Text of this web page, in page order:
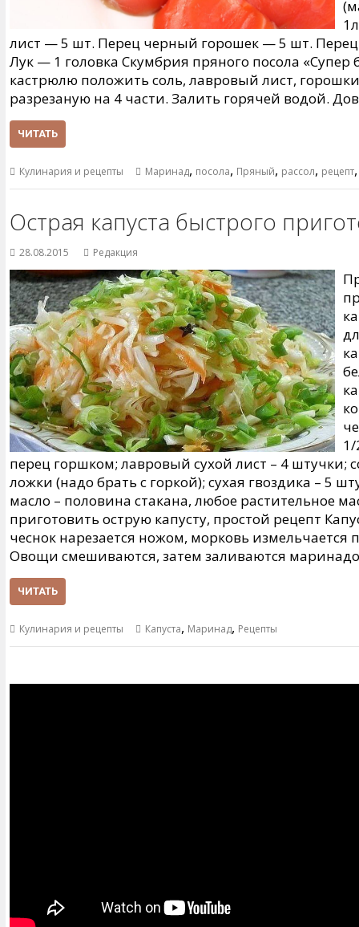
лист — 5 шт. Перец черный горошек — 5 шт.
Лук — 1 головка Скумбрия пряного посола «Супер
кастрюлю положить соль, лавровый лист,
разрезаную на 4 части. Залить горячей водой.
ЧИТАТЬ
Кулинария и рецепты Маринад, посола, Пряный, рассол, рецепт
Острая капуста быстрого
28.08.2015 Редакция
1/
перец горшком; лавровый сухой лист – 4 штучки;
ложки (надо брать с горкой); сухая гвоздика – 5
масло – половина стакана, любое растительное
приготовить острую капусту, простой рецепт
чеснок нарезается ножом, морковь
Овощи смешиваются, затем заливаются
ЧИТАТЬ
Кулинария и рецепты Капуста, Маринад, Рецепты